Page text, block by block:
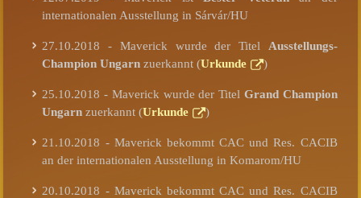
internationalen Ausstellung in Sárvár/HU
27.10.2018 - Maverick wurde der Titel Ausstellungs-
Champion Ungarn zuerkannt (Urkunde )
25.10.2018 - Maverick wurde der Titel Grand Champion
Ungarn zuerkannt (Urkunde )
21.10.2018 - Maverick bekommt CAC und Res. CACIB
an der internationalen Ausstellung in Komarom/HU
20.10.2018 - Maverick bekommt CAC und Res. CACIB